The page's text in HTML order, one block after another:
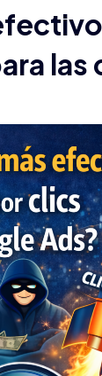
las